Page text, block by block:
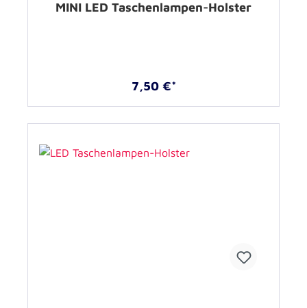
MINI LED Taschenlampen-Holster
7,50 €*